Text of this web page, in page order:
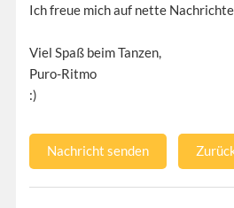
Ich freue mich auf nette
Viel Spaß beim Tanzen,
Puro-Ritmo
:)
Nachricht senden